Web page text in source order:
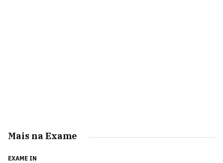
Mais na Exame
EXAME IN